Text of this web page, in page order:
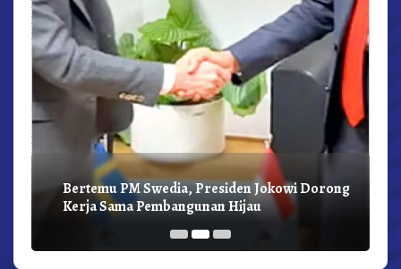
Bertemu PM Swedia, Presiden Jokowi Dorong
Kerja Sama Pembangunan Hijau